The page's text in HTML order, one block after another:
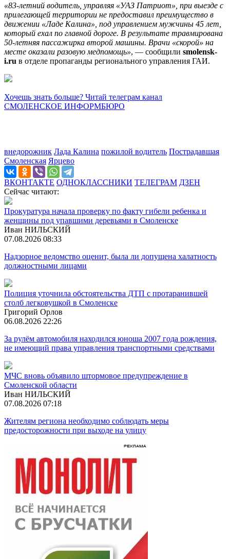
«83-летний водитель, управляя «УАЗ Патриот», при выезде с
прилегающей территории не предоставил преимущество в
движении «Ладе Калина», под управлением мужчины 45 лет,
который ехал по главной дороге. В результате травмирована
50-летняя пассажирка второй машины. Врачи «скорой» на
месте оказали разовую медпомощь», — сообщили smolensk-
i.ru в отделе пропаганды регионального управления ГАИ.
Хочешь знать больше? Читай телеграм канал
СМОЛЕНСКОЕ ИНФОРМБЮРО
внедорожник Лада Калина пожилой водитель Пострадавшая
Смоленская Ярцево
ВКОНТАКТЕ ОДНОКЛАССНИКИ ТЕЛЕГРАМ ДЗЕН
Сейчас читают:
Прокуратура начала проверку по факту гибели ребенка и
женщины под упавшими деревьями в Смоленске
Иван НИЛЬСКИЙ
07.08.2026 08:33
Надзорное ведомство оценит, была ли допущена халатность
должностными лицами
Полиция уточнила обстоятельства ДТП с протаранившей
столб легковушкой в Смоленске
Григорий Орлов
06.08.2026 22:26
За рулём автомобиля находился юноша 2007 года рождения,
не имеющий права управления транспортными средствами
МЧС вновь объявило штормовое предупреждение в
Смоленской области
Иван НИЛЬСКИЙ
07.08.2026 07:18
Жителям региона необходимо соблюдать меры
предосторожности при выходе на улицу